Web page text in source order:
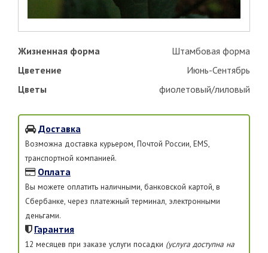
Жизненная форма
Штамбовая форма
Цветение
Июнь-Сентябрь
Цветы
фиолетовый/лиловый
Доставка
Возможна доставка курьером, Почтой России, EMS,
транспортной компанией.
Оплата
Вы можете оплатить наличными, банковской картой, в
Сбербанке, через платежный терминал, электронными
деньгами.
Гарантия
12 месяцев при заказе услуги посадки (услуга доступна на